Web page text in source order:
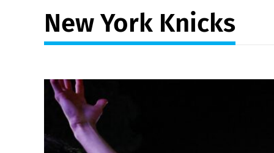
New York Knicks